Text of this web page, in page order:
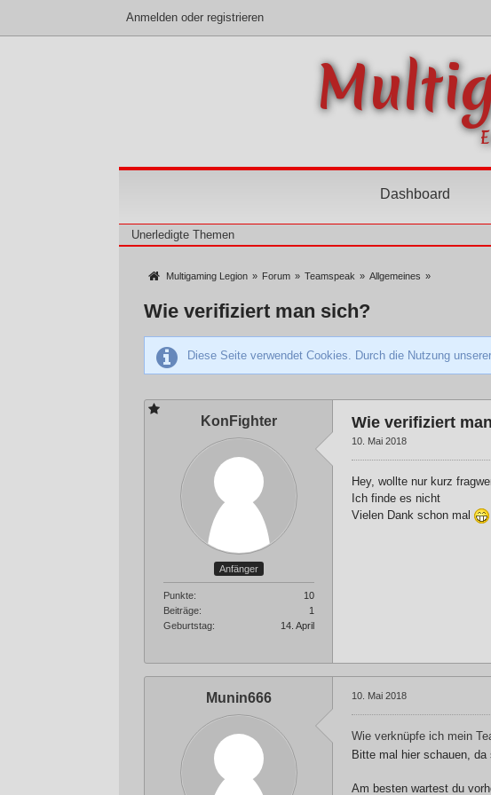
Anmelden oder registrieren
Dashboard
Unerledigte Themen
Multigaming Legion » Forum » Teamspeak » Allgemeines »
Wie verifiziert man sich?
Diese Seite verwendet Cookies. Durch die Nutzung
KonFighter
Anfänger
Punkte
10
Beiträge
1
Geburtstag
14. April
Wie verifiziert
10. Mai 2018
Hey, wollte nur kurz
Ich finde es nicht
Vielen Dank schon mal
Munin666 10. Mai 2018
Wie verknüpfe ich mein
Bitte mal hier schauen, da
Am besten wartest du